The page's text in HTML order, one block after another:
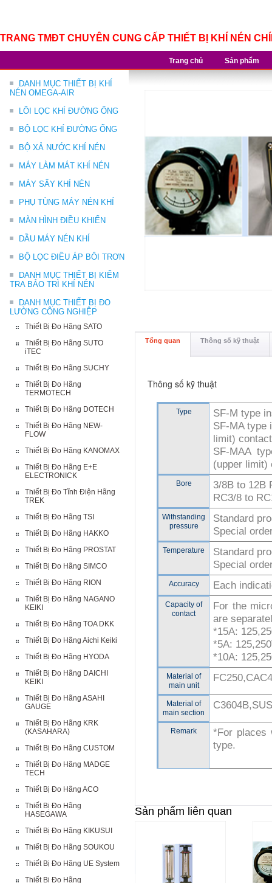
TRANG TMĐT CHUYÊN CUNG CẤP THIẾT BỊ KHÍ NÉN
Trang chủ Sản phẩm
DANH MỤC THIẾT BỊ KHÍ
NÉN OMEGA-AIR
LÕI LỌC KHÍ ĐƯỜNG ỐNG
BỘ LỌC KHÍ ĐƯỜNG ỐNG
BỘ XẢ NƯỚC KHÍ NÉN
MÁY LÀM MÁT KHÍ NÉN
MÁY SẤY KHÍ NÉN
PHỤ TÙNG MÁY NÉN KHÍ
MÀN HÌNH ĐIỀU KHIỂN
DẦU MÁY NÉN KHÍ
BỘ LỌC ĐIỀU ÁP BÔI TRƠN
DANH MỤC THIẾT BỊ KIỂM
TRA BẢO TRÌ KHÍ NÉN
DANH MỤC THIẾT BỊ ĐO
LƯỜNG CÔNG NGHIỆP
Thiết Bị Đo Hãng SATO
Thiết Bị Đo Hãng SUTO
iTEC
Thiết Bị Đo Hãng SUCHY
Thiết Bị Đo Hãng
TERMOTECH
Thiết Bị Đo Hãng DOTECH
Thiết Bị Đo Hãng NEW-
FLOW
Thiết Bị Đo Hãng KANOMAX
Thiết Bị Đo Hãng E+E
ELECTRONICK
Thiết Bị Đo Tĩnh Điện Hãng
TREK
Thiết Bị Đo Hãng TSI
Thiết Bị Đo Hãng HAKKO
Thiết Bị Đo Hãng PROSTAT
Thiết Bị Đo Hãng SIMCO
Thiết Bị Đo Hãng RION
Thiết Bị Đo Hãng NAGANO
KEIKI
Thiết Bị Đo Hãng TOA DKK
Thiết Bị Đo Hãng Aichi Keiki
Thiết Bị Đo Hãng HYODA
Thiết Bị Đo Hãng DAICHI
KEIKI
Thiết Bị Đo Hãng ASAHI
GAUGE
Thiết Bị Đo Hãng KRK
(KASAHARA)
Thiết Bị Đo Hãng CUSTOM
Thiết Bị Đo Hãng MADGE
TECH
Thiết Bị Đo Hãng ACO
Thiết Bị Đo Hãng
HASEGAWA
Thiết Bị Đo Hãng KIKUSUI
Thiết Bị Đo Hãng SOUKOU
Thiết Bị Đo Hãng UE System
Thiết Bị Đo Hãng
Tổng quan Thông số kỹ thuật
Thông số kỹ thuật
Type
SF-M type
SF-MA type
limit) contact
SF-MAA
(upper limit)
Bore
3/8B to 12B
RC3/8 to
Withstanding
pressure
Standard
Special
Temperature
Standard
Special
Accuracy Each
Capacity of
contact
For the
are
*15A:
*5A:
*10A:
Material of
main unit
Material of
main section
Remark
*For places
type.
Sản phẩm liên quan